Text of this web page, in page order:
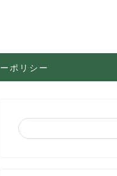
ポリシー